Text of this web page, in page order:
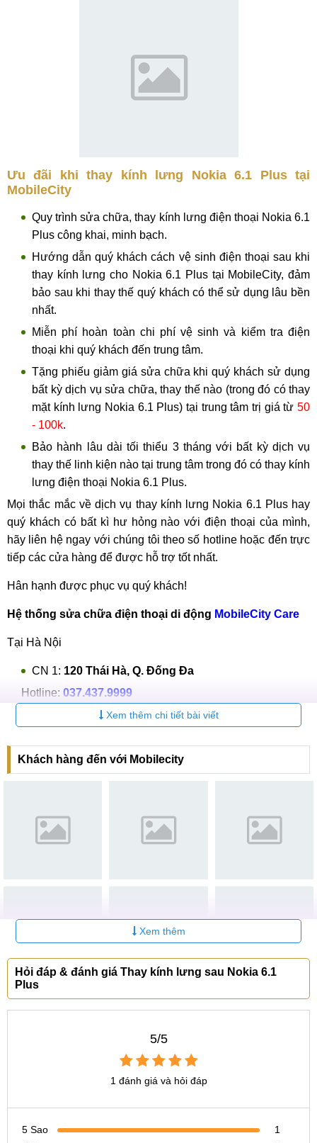
Ưu đãi khi thay kính lưng Nokia 6.1 Plus tại
MobileCity
Quy trình sửa chữa, thay kính lưng điện thoại Nokia 6.1
Plus công khai, minh bạch.
Hướng dẫn quý khách cách vệ sinh điện thoại sau khi
thay kính lưng cho Nokia 6.1 Plus tại MobileCity, đảm
bảo sau khi thay thế quý khách có thể sử dụng lâu bền
nhất.
Miễn phí hoàn toàn chi phí vệ sinh và kiểm tra điện
thoại khi quý khách đến trung tâm.
Tặng phiếu giảm giá sửa chữa khi quý khách sử dụng
bất kỳ dịch vụ sửa chữa, thay thế nào (trong đó có thay
mặt kính lưng Nokia 6.1 Plus) tại trung tâm trị giá từ 50
- 100k.
Bảo hành lâu dài tối thiểu 3 tháng với bất kỳ dịch vụ
thay thế linh kiện nào tại trung tâm trong đó có thay kính
lưng điện thoại Nokia 6.1 Plus.
Mọi thắc mắc về dịch vụ thay kính lưng Nokia 6.1 Plus hay
quý khách có bất kì hư hỏng nào với điện thoại của mình,
hãy liên hệ ngay với chúng tôi theo số hotline hoặc đến trực
tiếp các cửa hàng để được hỗ trợ tốt nhất.
Hân hạnh được phục vụ quý khách!
Hệ thống sửa chữa điện thoại di động MobileCity Care
Tại Hà Nội
CN 1: 120 Thái Hà, Q. Đống Đa
Hotline: 037.437.9999
398 Cầu Giấy, Q. Cầu Giấy
Hotline:096.2222.398
CN 3:42 Phố Vọng, Hai Bà Trưng
Tại TP Hồ Chí Minh
Hotline:097.3333.602
CN 6:97 Hàm Nghi, Q.Thanh Khê
Hotline:097.123.9797
giá mặt kính lưng Nokia 6.1 Plus bao nhiêu
thay kính sau Nokia 6.1 Plus tại hà nội
Xem thêm chi tiết bài viết
Khách hàng đến với Mobilecity
Xem thêm
Hỏi đáp & đánh giá Thay kính lưng sau Nokia 6.1
Plus
5/5
1 đánh giá và hỏi đáp
5 Sao
1